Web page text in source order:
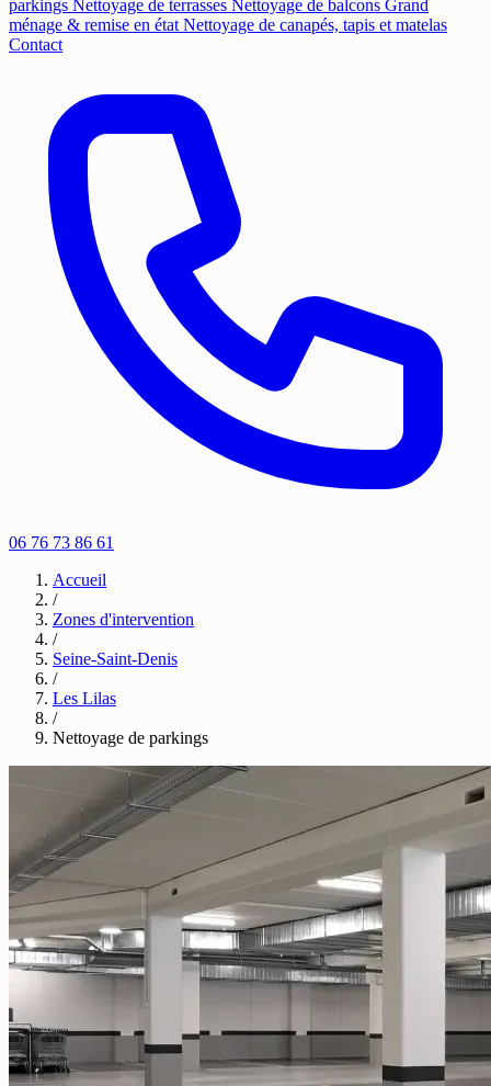
parkings Nettoyage de terrasses Nettoyage de balcons Grand
ménage & remise en état Nettoyage de canapés, tapis et matelas
Contact
06 76 73 86 61
Accueil
/
Zones d'intervention
/
Seine-Saint-Denis
/
Les Lilas
/
Nettoyage de parkings